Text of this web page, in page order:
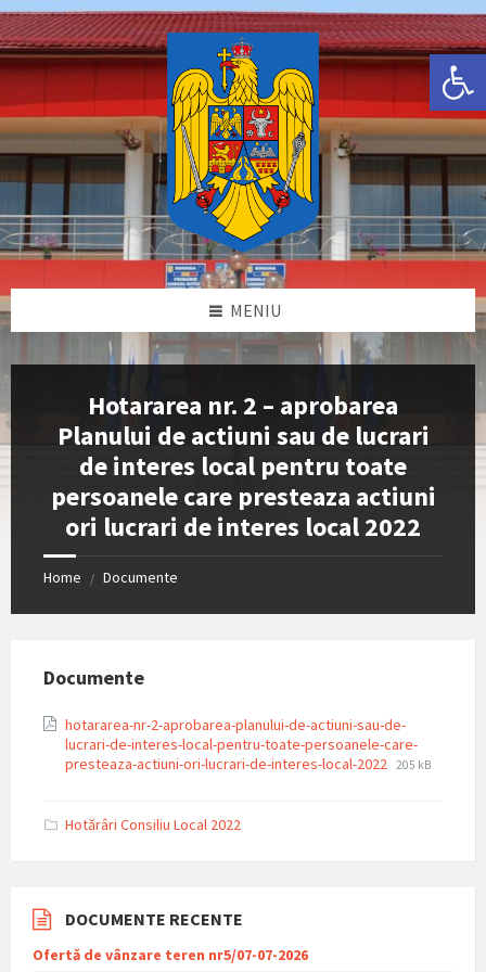
Deschide bara de unelte
Skip
to
content
Skip
to
left
sidebar
Skip
to
right
sidebar
Skip
to
footer
MENIU
Hotararea nr. 2 – aprobarea
Planului de actiuni sau de lucrari
de interes local pentru toate
persoanele care presteaza actiuni
ori lucrari de interes local 2022
Home / Documente
Documente
hotararea-nr-2-aprobarea-planului-de-actiuni-sau-de-
lucrari-de-interes-local-pentru-toate-persoanele-care-
presteaza-actiuni-ori-lucrari-de-interes-local-2022 File
File
205 kB
Hotărâri Consiliu Local 2022
DOCUMENTE RECENTE
Ofertă de vânzare teren nr5/07-07-2026